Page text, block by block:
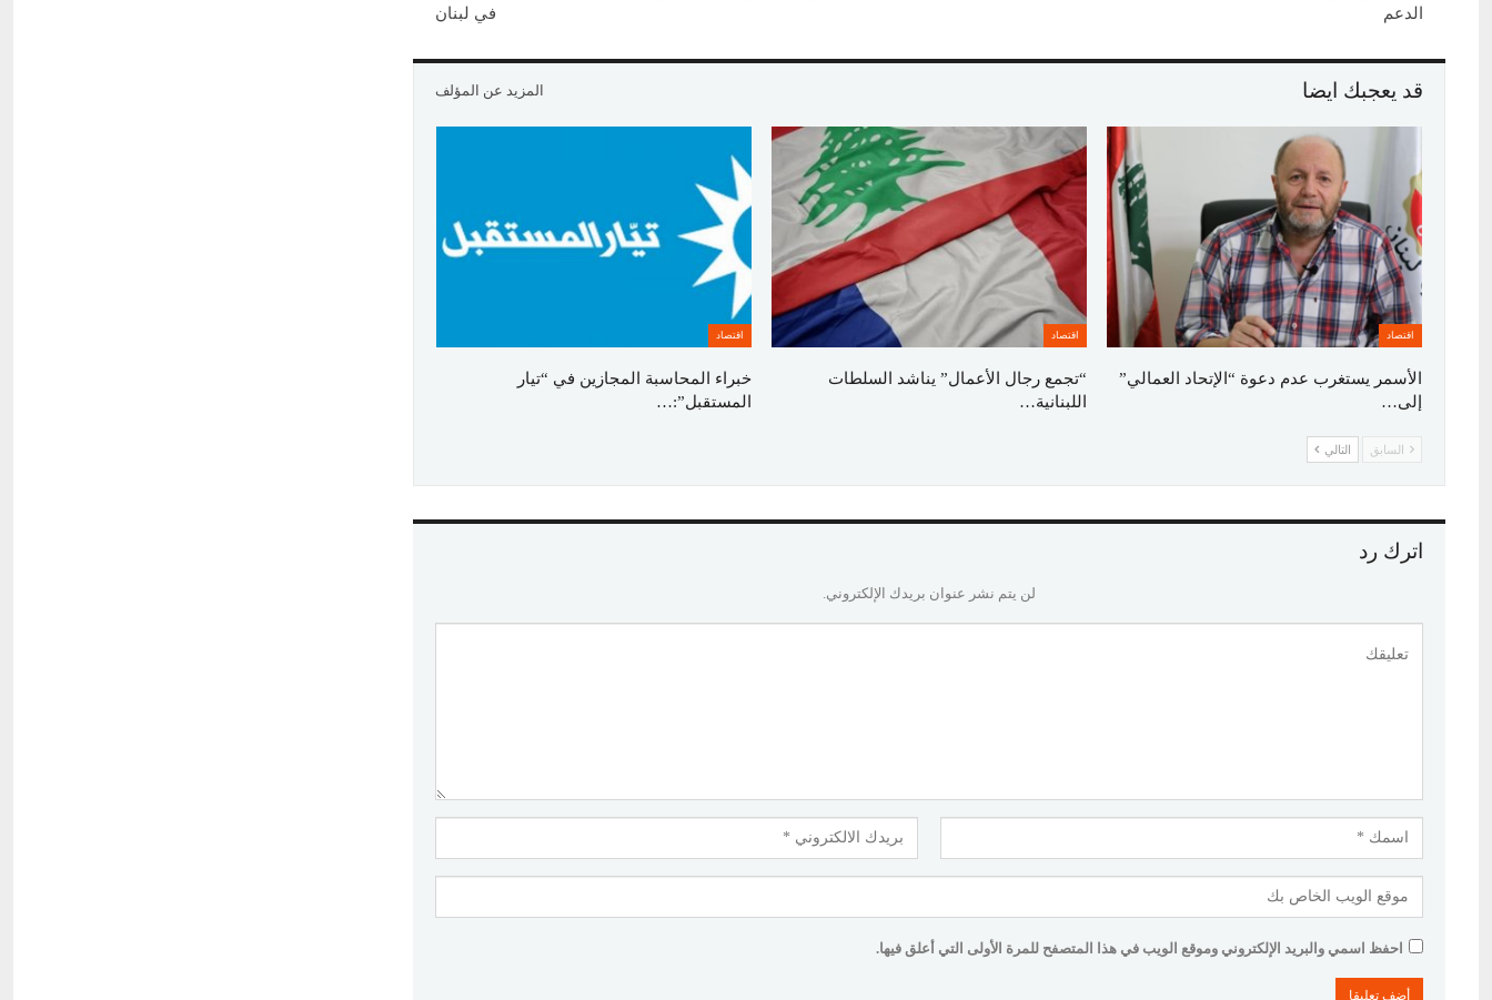
الدعم
في لبنان
قد يعجبك ايضا المزيد عن المؤلف
اقتصاد
الأسمر يستغرب عدم دعوة “الإتحاد العمالي”
إلى…
اقتصاد
“تجمع رجال الأعمال” يناشد السلطات
اللبنانية…
اقتصاد
خبراء المحاسبة المجازين في “تيار
المستقبل”:…
السابق التالي
اترك رد
لن يتم نشر عنوان بريدك الإلكتروني.
احفظ اسمي والبريد الإلكتروني وموقع الويب في هذا المتصفح للمرة الأولى التي أعلق فيها.